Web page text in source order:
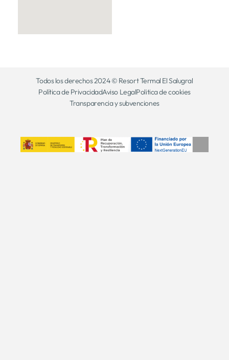
Todos los derechos 2024 © Resort Termal El Salugral
Política de PrivacidadAviso LegalPolitica de cookies
Transparencia y subvenciones